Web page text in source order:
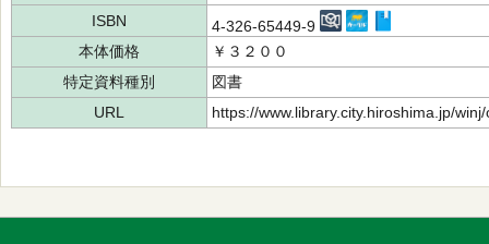
ISBN
4-326-65449-9
本体価格
￥３２００
特定資料種別
図書
URL
https://www.library.city.hiroshima.jp/